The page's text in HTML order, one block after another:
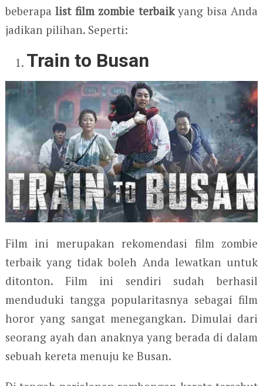
beberapalist film zombie terbaikyang bisa Anda
jadikan pilihan. Seperti:
Train to Busan
Film ini merupakan rekomendasi film zombie
terbaik yang tidak boleh Anda lewatkan untuk
ditonton. Film ini sendiri sudah berhasil
menduduki tangga popularitasnya sebagai film
horor yang sangat menegangkan. Dimulai dari
seorang ayah dan anaknya yang berada di dalam
sebuah kereta menuju ke Busan.